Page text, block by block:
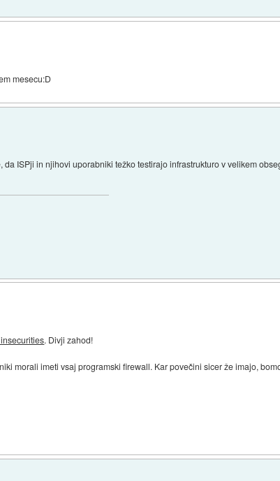
mesecu:D
ISPji in njihovi uporabniki težko testirajo infrastrukturo v velikem
. Divji zahod!
morali imeti vsaj programski firewall. Kar povečini sicer že imajo,